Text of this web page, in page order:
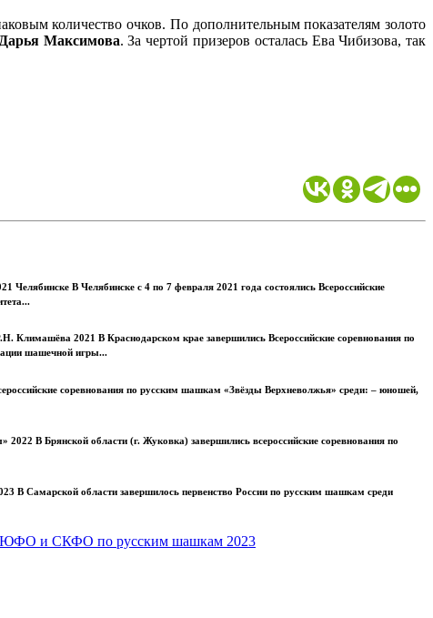
количество очков. По дополнительным показателям золото
Дарья Максимова. За чертой призеров осталась Ева Чибизова, так
Челябинске В Челябинске с 4 по 7 февраля 2021 года состоялись Всероссийские
Климашёва 2021 В Краснодарском крае завершились Всероссийские соревнования по
шашечной игры...
соревнования по русским шашкам «Звёзды Верхневолжья» среди: – юношей,
В Брянской области (г. Жуковка) завершились всероссийские соревнования по
В Самарской области завершилось первенство России по русским шашкам среди
ЮФО и СКФО по русским шашкам 2023